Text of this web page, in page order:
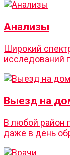
Анализы
Широкий
исследований
Выезд на
В любой район
даже в день